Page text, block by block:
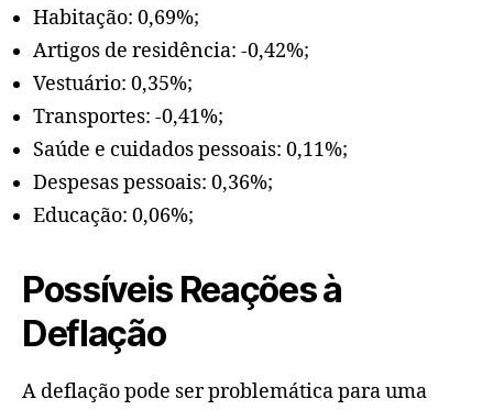
Habitação: 0,69%;
Artigos de residência: -0,42%;
Vestuário: 0,35%;
Transportes: -0,41%;
Saúde e cuidados pessoais: 0,11%;
Despesas pessoais: 0,36%;
Educação: 0,06%;
Possíveis Reações à
Deflação
A deflação pode ser problemática para uma